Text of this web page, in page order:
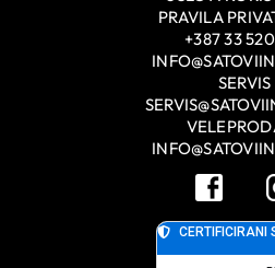
PRAVILA
+387 33
SERVIS